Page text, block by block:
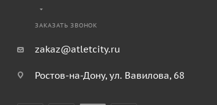
ЗАКАЗАТЬ ЗВОНОК
zakaz@atletcity.ru
Ростов-на-Дону, ул. Вавилова, 68